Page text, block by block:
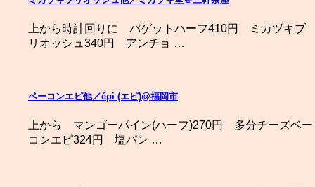
上から時計回りに バゲットハーフ410円 ミカヅキブ
リオッシュ340円 アンチョ …
ベーコンエピ他／épi (エピ)@福岡市
上から マンゴーパイン(ハーフ)270円 多分チーズベー
コンエピ324円 塩パン …